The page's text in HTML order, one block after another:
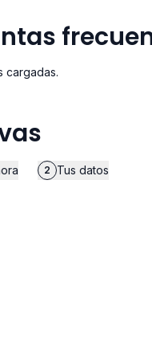
cargadas.
2 Tus datos